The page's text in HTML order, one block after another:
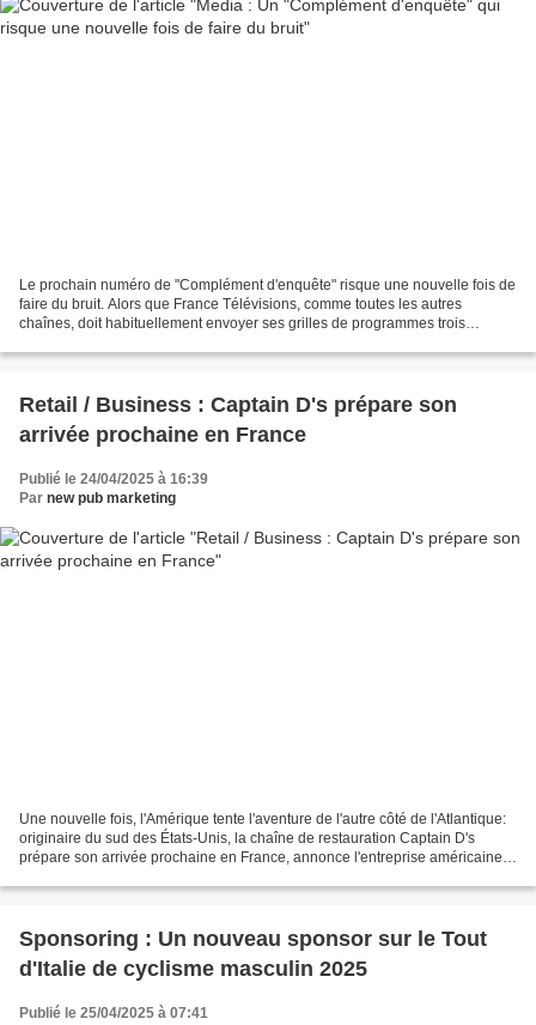
Le prochain numéro de "Complément d'enquête" risque une nouvelle fois de
faire du bruit. Alors que France Télévisions, comme toutes les autres
chaînes, doit habituellement envoyer ses grilles de programmes trois
Retail / Business : Captain D's prépare son
arrivée prochaine en France
Publié le 24/04/2025 à 16:39
Par new pub marketing
Une nouvelle fois, l'Amérique tente l'aventure de l'autre côté de l'Atlantique:
originaire du sud des États-Unis, la chaîne de restauration Captain D's
prépare son arrivée prochaine en France, annonce l'entreprise américaine à
Sponsoring : Un nouveau sponsor sur le Tout
d'Italie de cyclisme masculin 2025
Publié le 25/04/2025 à 07:41